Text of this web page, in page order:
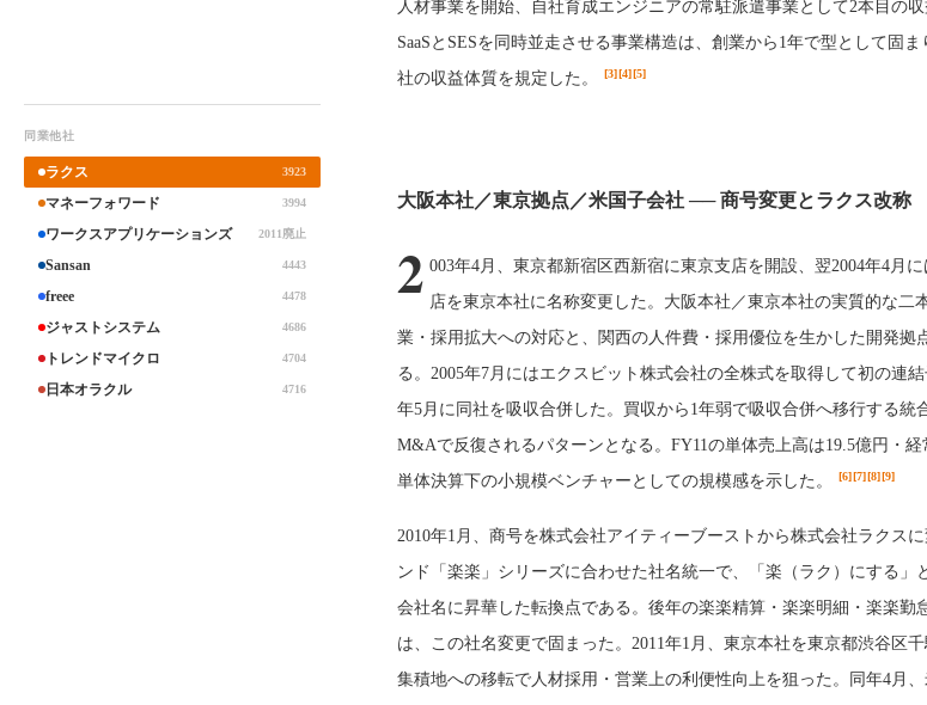
同業他社
ラクス 3923
マネーフォワード 3994
ワークスアプリケーションズ 2011廃止
Sansan 4443
freee 4478
ジャストシステム 4686
トレンドマイクロ 4704
日本オラクル 4716
人材事業を開始、自社育成エンジニアの常駐派遣事業として2本目の収
SaaSとSESを同時並走させる事業構造は、創業から1年で型として固
社の収益体質を規定した。
[3][4][5]
大阪本社／東京拠点／米国子会社 ── 商号変更とラクス改称
2 003年4月、東京都新宿区西新宿に東京支店を開設、翌2004年4月
店を東京本社に名称変更した。大阪本社／東京本社の実質的な二
業・採用拡大への対応と、関西の人件費・採用優位を生かした開発拠
る。2005年7月にはエクスビット株式会社の全株式を取得して初の連
年5月に同社を吸収合併した。買収から1年弱で吸収合併へ移行する統
M&Aで反復されるパターンとなる。FY11の単体売上高は19.5億円・経
単体決算下の小規模ベンチャーとしての規模感を示した。
[6][7][8][9]
2010年1月、商号を株式会社アイティーブーストから株式会社ラクスに
ンド「楽楽」シリーズに合わせた社名統一で、「楽（ラク）にする」
会社名に昇華した転換点である。後年の楽楽精算・楽楽明細・楽楽勤
は、この社名変更で固まった。2011年1月、東京本社を東京都渋谷区
集積地への移転で人材採用・営業上の利便性向上を狙った。同年4月